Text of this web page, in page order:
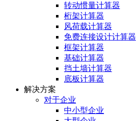
转动惯量计算器
桁架计算器
风荷载计算器
免费连接设计计算器
框架计算器
基础计算器
挡土墙计算器
底板计算器
解决方案
对于企业
中小型企业